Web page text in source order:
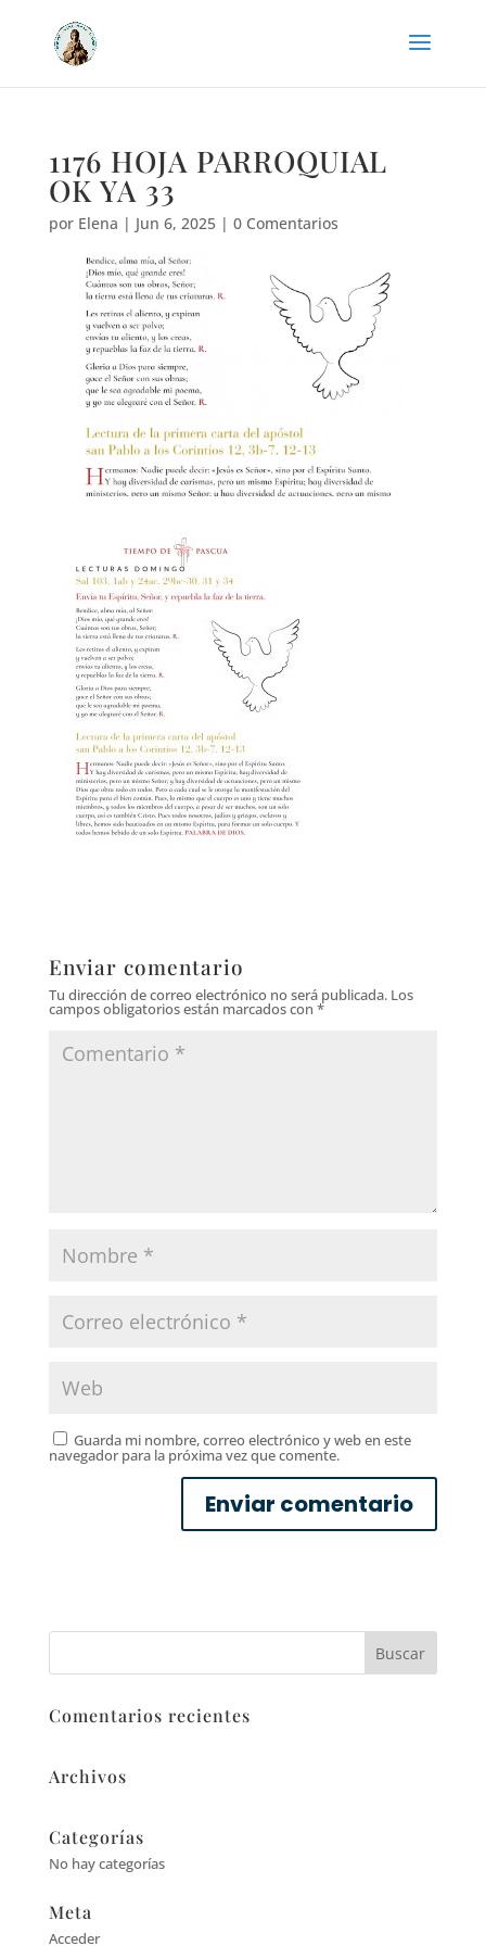
1176 HOJA PARROQUIAL
OK YA 33
por Elena | Jun 6, 2025| 0 Comentarios
Enviar comentario
Tu dirección de correo electrónico no será publicada. Los
campos obligatorios están marcados con *
Guarda mi nombre, correo electrónico y web en este
navegador para la próxima vez que comente.
Comentarios recientes
Archivos
Categorías
No hay categorías
Meta
Acceder